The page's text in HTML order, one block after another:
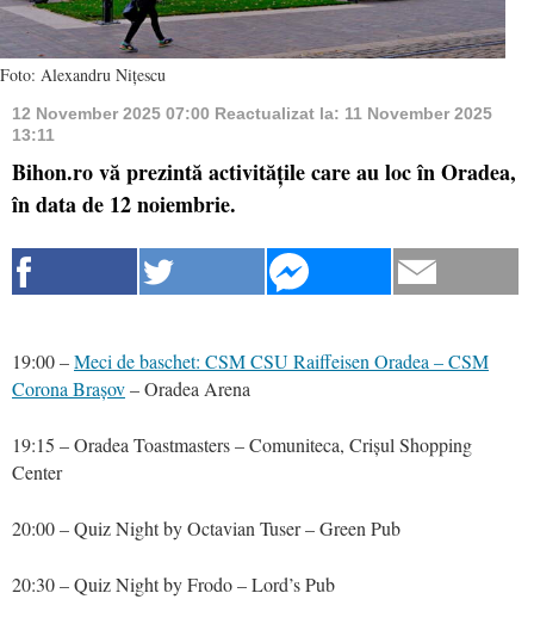
Foto: Alexandru Nițescu
12 November 2025 07:00 Reactualizat la: 11 November 2025
13:11
Bihon.ro vă prezintă activitățile care au loc în Oradea,
în data de 12 noiembrie.
19:00 –Meci de baschet: CSM CSU Raiffeisen Oradea – CSM
Corona Brașov– Oradea Arena
19:15 – Oradea Toastmasters – Comuniteca, Crișul Shopping
Center
20:00 – Quiz Night by Octavian Tuser – Green Pub
20:30 – Quiz Night by Frodo – Lord’s Pub